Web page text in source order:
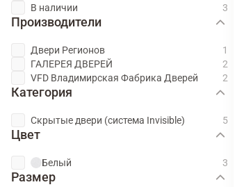
В наличии
Производители
Двери Регионов
ГАЛЕРЕЯ ДВЕРЕЙ
VFD Владимирская Фабрика Дверей
Категория
Скрытые двери (система Invisible)
Цвет
Белый
Размер